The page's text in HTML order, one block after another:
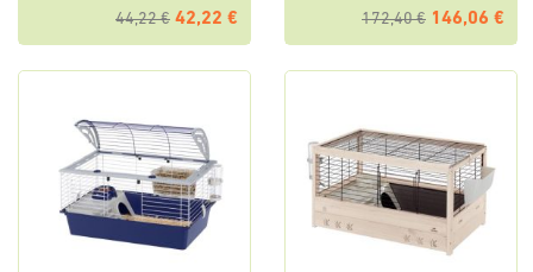
44,22 € 42,22 € 172,40 € 146,06 €